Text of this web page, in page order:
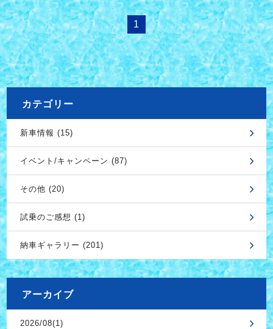
1
カテゴリー
新車情報 (15)
イベント/キャンペーン (87)
その他 (20)
試乗のご感想 (1)
納車ギャラリー (201)
アーカイブ
2026/08(1)